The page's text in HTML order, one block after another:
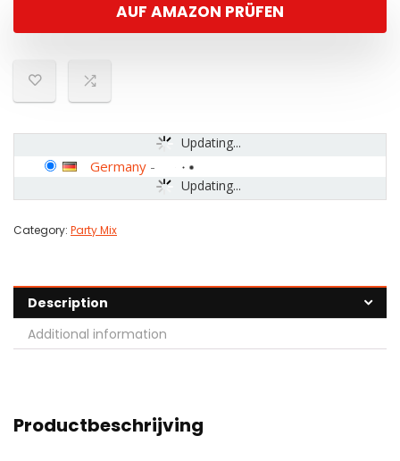
AUF AMAZON PRÜFEN
Updating...
Updating...
Germany -
Category: Party Mix
Description
Additional information
Productbeschrijving